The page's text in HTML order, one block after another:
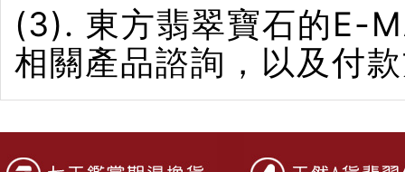
(3). 東方翡翠寶石的E-
相關產品諮詢，以及付